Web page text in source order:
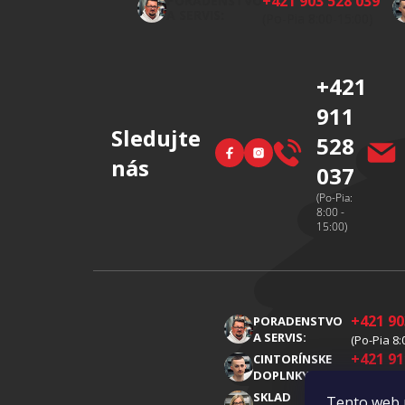
A SERVIS:
Sledujte
nás
FacebookInstagram
+421
911
528
037
(Po-Pia:
8:00 -
15:00)
PORADENSTVO
A SERVIS:
+421
(Po-Pia
CINTORÍNSKE
DOPLNKY:
+421
SKLAD
+421